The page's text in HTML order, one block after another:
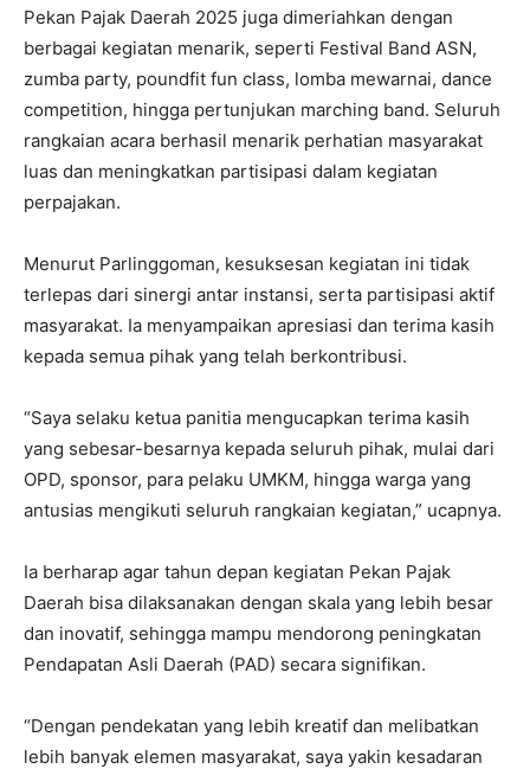
Pekan Pajak Daerah 2025 juga dimeriahkan dengan
berbagai kegiatan menarik, seperti Festival Band ASN,
zumba party, poundfit fun class, lomba mewarnai, dance
competition, hingga pertunjukan marching band. Seluruh
rangkaian acara berhasil menarik perhatian masyarakat
luas dan meningkatkan partisipasi dalam kegiatan
perpajakan.
Menurut Parlinggoman, kesuksesan kegiatan ini tidak
terlepas dari sinergi antar instansi, serta partisipasi aktif
masyarakat. Ia menyampaikan apresiasi dan terima kasih
kepada semua pihak yang telah berkontribusi.
“Saya selaku ketua panitia mengucapkan terima kasih
yang sebesar-besarnya kepada seluruh pihak, mulai dari
OPD, sponsor, para pelaku UMKM, hingga warga yang
antusias mengikuti seluruh rangkaian kegiatan,” ucapnya.
Ia berharap agar tahun depan kegiatan Pekan Pajak
Daerah bisa dilaksanakan dengan skala yang lebih besar
dan inovatif, sehingga mampu mendorong peningkatan
Pendapatan Asli Daerah (PAD) secara signifikan.
“Dengan pendekatan yang lebih kreatif dan melibatkan
lebih banyak elemen masyarakat, saya yakin kesadaran